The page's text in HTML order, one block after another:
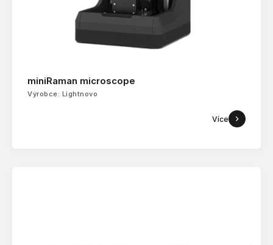
miniRaman microscope
Výrobce: Lightnovo
Více